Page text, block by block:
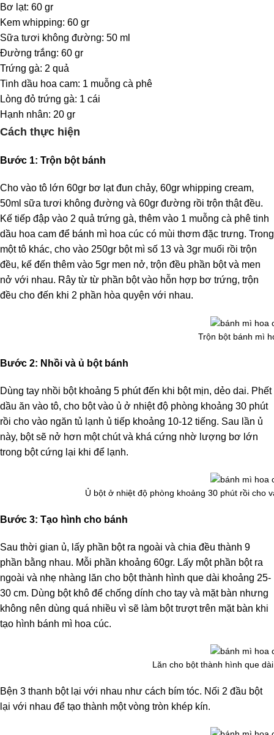
Bơ lạt: 60 gr
Kem whipping: 60 gr
Sữa tươi không đường: 50 ml
Đường trắng: 60 gr
Trứng gà: 2 quả
Tinh dầu hoa cam: 1 muỗng cà phê
Lòng đỏ trứng gà: 1 cái
Hạnh nhân: 20 gr
Cách thực hiện
Bước 1: Trộn bột bánh
Cho vào tô lớn 60gr bơ lạt đun chảy, 60gr whipping cream,
50ml sữa tươi không đường và 60gr đường rồi trộn thật đều.
Kế tiếp đập vào 2 quả trứng gà, thêm vào 1 muỗng cà phê tinh
dầu hoa cam để bánh mì hoa cúc có mùi thơm đặc trưng. Trong
một tô khác, cho vào 250gr bột mì số 13 và 3gr muối rồi trộn
đều, kế đến thêm vào 5gr men nở, trộn đều phần bột và men
nở với nhau. Rây từ từ phần bột vào hỗn hợp bơ trứng, trộn
đều cho đến khi 2 phần hòa quyện với nhau.
Trộn bột bánh mì
Bước 2: Nhồi và ủ bột bánh
Dùng tay nhồi bột khoảng 5 phút đến khi bột mịn, dẻo dai. Phết
dầu ăn vào tô, cho bột vào ủ ở nhiệt độ phòng khoảng 30 phút
rồi cho vào ngăn tủ lạnh ủ tiếp khoảng 10-12 tiếng. Sau lần ủ
này, bột sẽ nở hơn một chút và khá cứng nhờ lượng bơ lớn
trong bột cứng lại khi để lạnh.
Ủ bột ở nhiệt độ phòng khoảng 30 phút rồi cho
Bước 3: Tạo hình cho bánh
Sau thời gian ủ, lấy phần bột ra ngoài và chia đều thành 9
phần bằng nhau. Mỗi phần khoảng 60gr. Lấy một phần bột ra
ngoài và nhẹ nhàng lăn cho bột thành hình que dài khoảng 25-
30 cm. Dùng bột khô để chống dính cho tay và mặt bàn nhưng
không nên dùng quá nhiều vì sẽ làm bột trượt trên mặt bàn khi
tạo hình bánh mì hoa cúc.
Lăn cho bột thành hình que
Bện 3 thanh bột lại với nhau như cách bím tóc. Nối 2 đầu bột
lại với nhau để tạo thành một vòng tròn khép kín.